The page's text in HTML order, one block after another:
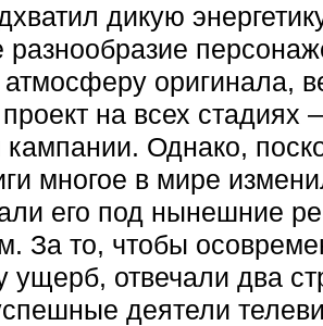
дикую
разнообразие
оригинала,
на всех стадиях
Однако,
многое в мире
его под нынешние
За то, чтобы
ущерб, отвечали два
деятели